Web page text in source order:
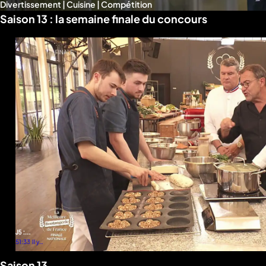
Divertissement | Cuisine | Compétition
Saison 13 : la semaine finale du concours
J5 :
Semaine
finale
51:33 Il y a
2